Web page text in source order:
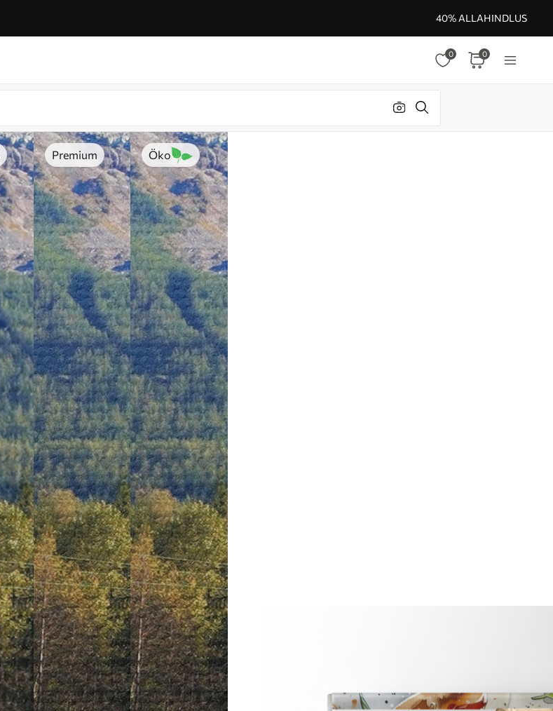
40% ALLAHINDLUS
0 0
Premium Öko